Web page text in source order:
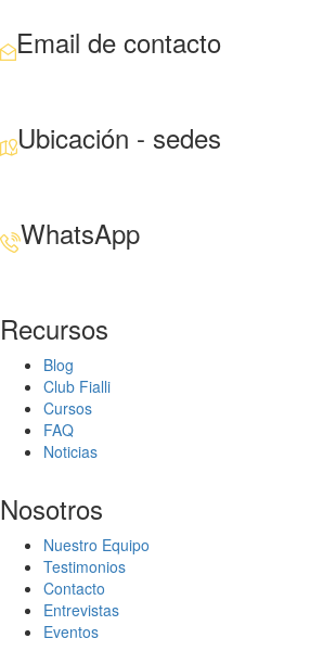
Email de contacto
Ubicación - sedes
WhatsApp
Recursos
Blog
Club Fialli
Cursos
FAQ
Noticias
Nosotros
Nuestro Equipo
Testimonios
Contacto
Entrevistas
Eventos